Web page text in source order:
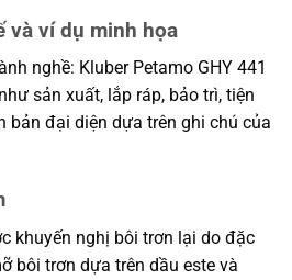
và ví dụ minh họa
nghề: Kluber Petamo GHY 441
sản xuất, lắp ráp, bảo trì, tiện
bản đại diện dựa trên ghi chú của
khuyến nghị bôi trơn lại do đặc
bôi trơn dựa trên dầu este và